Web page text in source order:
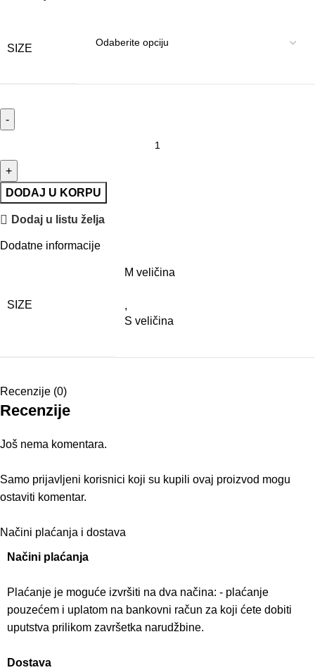
SIZE
DODAJ U KORPU
Dodaj u listu želja
Dodatne informacije
SIZE
M veličina
,
S veličina
Recenzije (0)
Recenzije
Još nema komentara.
Samo prijavljeni korisnici koji su kupili ovaj proizvod mogu
ostaviti komentar.
Načini plaćanja i dostava
Načini plaćanja
Plaćanje je moguće izvršiti na dva načina: - plaćanje
pouzećem i uplatom na bankovni račun za koji ćete dobiti
uputstva prilikom završetka narudžbine.
Dostava